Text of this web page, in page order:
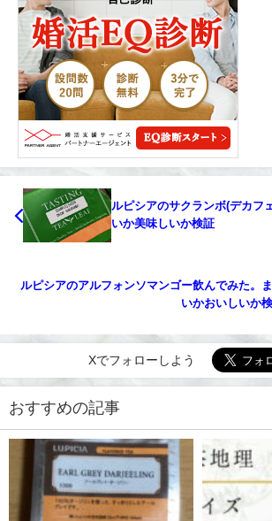
ルピシアのサクランボ(デカフ
いか美味しいか検証
ルピシアのアルフォンソマンゴー飲んでみた。
いかおいしいか
Xでフォローしよう
おすすめの記事